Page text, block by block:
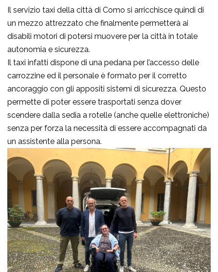
Il servizio taxi della città di Como si arricchisce quindi di
un mezzo attrezzato che finalmente permetterà ai
disabili motori di potersi muovere per la città in totale
autonomia e sicurezza.
Il taxi infatti dispone di una pedana per l’accesso delle
carrozzine ed il personale è formato per il corretto
ancoraggio con gli appositi sistemi di sicurezza. Questo
permette di poter essere trasportati senza dover
scendere dalla sedia a rotelle (anche quelle elettroniche)
senza per forza la necessità di essere accompagnati da
un assistente alla persona.